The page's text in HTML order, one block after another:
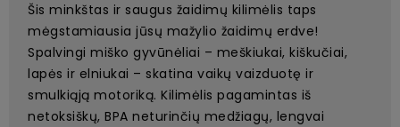
Šis minkštas ir saugus žaidimų kilimėlis taps
mėgstamiausia jūsų mažylio žaidimų erdve!
Spalvingi miško gyvūnėliai – meškiukai, kiškučiai,
lapės ir elniukai – skatina vaikų vaizduotę ir
smulkiąją motoriką. Kilimėlis pagamintas iš
netoksiškų, BPA neturinčių medžiagų, lengvai